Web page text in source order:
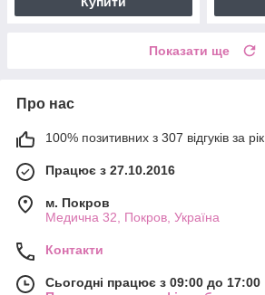
Показати ще
Про нас
100% позитивних з 307 відгуків за рік
Працює з 27.10.2016
м. Покров
Медична 32, Покров, Україна
Контакти
Сьогодні працює з 09:00 до 17:00